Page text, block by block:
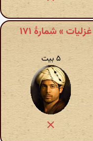
» شمارهٔ ۱۷۱
۵ بیت